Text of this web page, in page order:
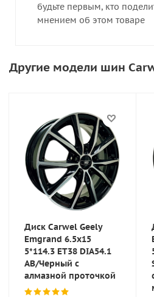
будьте первым, кто
мнением об этом товаре
Другие модели шин
Диск Carwel Geely
Emgrand 6.5x15
5*114.3 ET38 DIA54.1
AB/Черный с
алмазной проточкой